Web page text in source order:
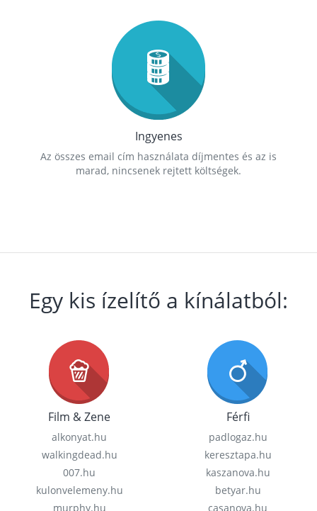
Ingyenes
Az összes email cím használata díjmentes és az is
marad, nincsenek rejtett költségek.
Egy kis ízelítő a kínálatból:
Film & Zene
alkonyat.hu
walkingdead.hu
007.hu
kulonvelemeny.hu
murphy.hu
Férfi
padlogaz.hu
keresztapa.hu
kaszanova.hu
betyar.hu
casanova.hu